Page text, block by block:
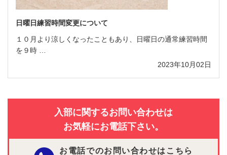
日曜日練習時間変更について
１０月より涼しくなったこともあり、日曜日の通常練習時間
を９時 …
2023年10月02日
入部に関するお問い合わせは
お気軽にお電話下さい。
お電話でのお問い合わせはこちら